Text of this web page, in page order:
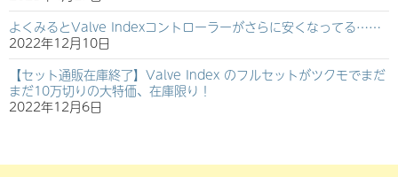
よくみるとValve Indexコントローラーがさらに安くなってる……
2022年12月10日
【セット通販在庫終了】Valve Index のフルセットがツクモでまだ
まだ10万切りの大特価、在庫限り！
2022年12月6日